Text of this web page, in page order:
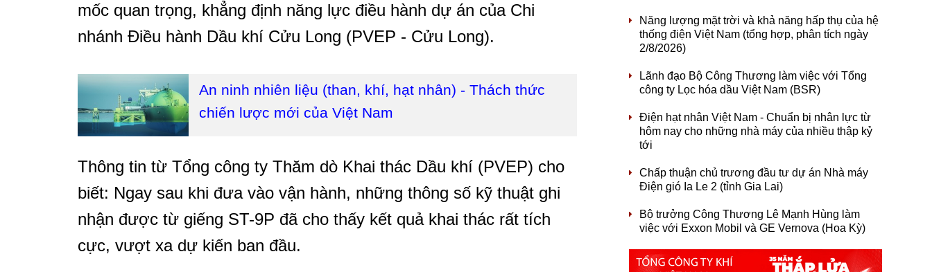
mốc quan trọng, khẳng định năng lực điều hành dự án của Chi
nhánh Điều hành Dầu khí Cửu Long (PVEP - Cửu Long).
An ninh nhiên liệu (than, khí, hạt nhân) - Thách thức
chiến lược mới của Việt Nam
Thông tin từ Tổng công ty Thăm dò Khai thác Dầu khí (PVEP) cho
biết: Ngay sau khi đưa vào vận hành, những thông số kỹ thuật ghi
nhận được từ giếng ST-9P đã cho thấy kết quả khai thác rất tích
cực, vượt xa dự kiến ban đầu.
Năng lượng mặt trời và khả năng hấp thụ của hệ
thống điện Việt Nam (tổng hợp, phân tích ngày
2/8/2026)
Lãnh đạo Bộ Công Thương làm việc với Tổng
công ty Lọc hóa dầu Việt Nam (BSR)
Điện hạt nhân Việt Nam - Chuẩn bị nhân lực từ
hôm nay cho những nhà máy của nhiều thập kỷ
tới
Chấp thuận chủ trương đầu tư dự án Nhà máy
Điện gió Ia Le 2 (tỉnh Gia Lai)
Bộ trưởng Công Thương Lê Mạnh Hùng làm
việc với Exxon Mobil và GE Vernova (Hoa Kỳ)